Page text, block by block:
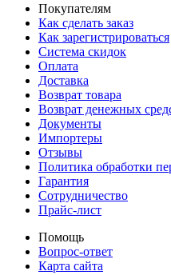
Покупателям
Как сделать заказ
Как зарегистрироваться
Система скидок
Оплата
Доставка
Возврат товара
Возврат денежных
Документы
Импортеры
Отзывы
Политика обработки
Гарантия
Сотрудничество
Прайс-лист
Помощь
Вопрос-ответ
Карта сайта